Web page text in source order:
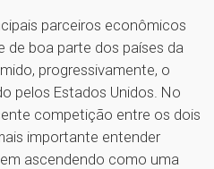
parceiros econômicos
de boa parte dos países da
progressivamente, o
pelos Estados Unidos. No
competição entre os dois
importante entender
ascendendo como uma